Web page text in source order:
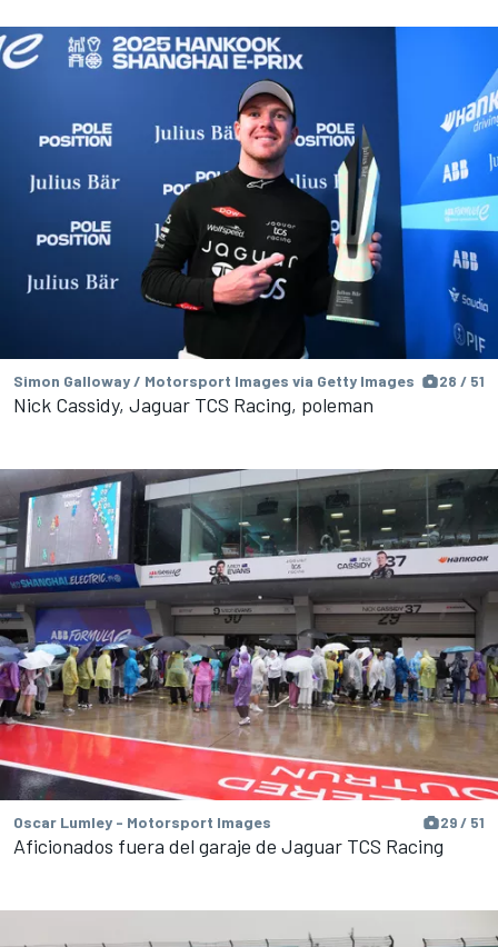
Simon Galloway / Motorsport Images via Getty Images 28 / 51
Nick Cassidy, Jaguar TCS Racing, poleman
Oscar Lumley - Motorsport Images 29 / 51
Aficionados fuera del garaje de Jaguar TCS Racing